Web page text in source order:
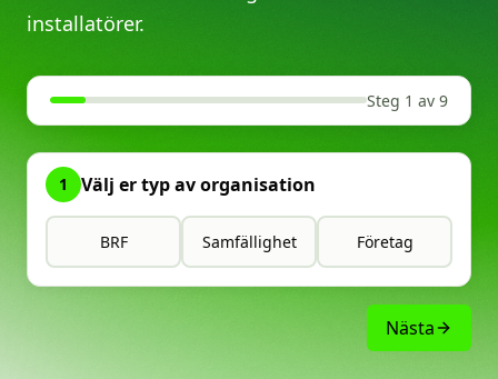
installatörer.
Steg 1 av 9
1 Välj er typ av organisation
BRF Samfällighet Företag
Nästa